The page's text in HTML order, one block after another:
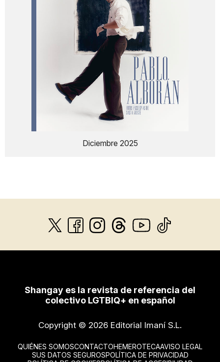
Diciembre 2025
Shangay es la revista de referencia del
colectivo LGTBIQ+ en español
Copyright © 2026 Editorial Imaní S.L.
QUIÉNES SOMOSCONTACTOHEMEROTECAAVISO LEGAL
SUS DATOS SEGUROSPOLÍTICA DE PRIVACIDAD